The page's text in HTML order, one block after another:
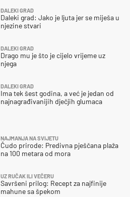
DALEKI GRAD
Daleki grad: Jako je ljuta jer se miješa u
njezine stvari
DALEKI GRAD
Drago mu je što je cijelo vrijeme uz
njega
DALEKI GRAD
Ima tek šest godina, a već je jedan od
najnagrađivanijih dječjih glumaca
NAJMANJA NA SVIJETU
Čudo prirode: Predivna pješčana plaža
na 100 metara od mora
UZ RUČAK ILI VEČERU
Savršeni prilog: Recept za najfinije
mahune sa špekom